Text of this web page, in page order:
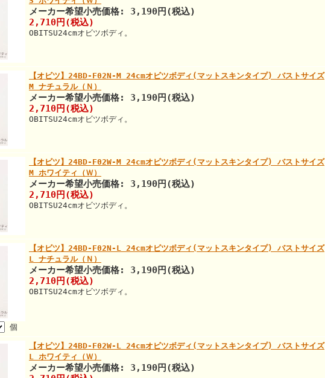
メーカー希望小売価格: 3,190円(税込)
2,710円(税込)
OBITSU24cmオビツボディ。
【オビツ】24BD-F02N-M 24cmオビツボディ(マットスキンタイプ) バストサイズ
M ナチュラル（Ｎ）
メーカー希望小売価格: 3,190円(税込)
2,710円(税込)
OBITSU24cmオビツボディ。
【オビツ】24BD-F02W-M 24cmオビツボディ(マットスキンタイプ) バストサイズ
M ホワイティ（Ｗ）
メーカー希望小売価格: 3,190円(税込)
2,710円(税込)
OBITSU24cmオビツボディ。
個
【オビツ】24BD-F02N-L 24cmオビツボディ(マットスキンタイプ) バストサイズ
L ナチュラル（Ｎ）
メーカー希望小売価格: 3,190円(税込)
2,710円(税込)
OBITSU24cmオビツボディ。
【オビツ】24BD-F02W-L 24cmオビツボディ(マットスキンタイプ) バストサイズ
L ホワイティ（Ｗ）
メーカー希望小売価格: 3,190円(税込)